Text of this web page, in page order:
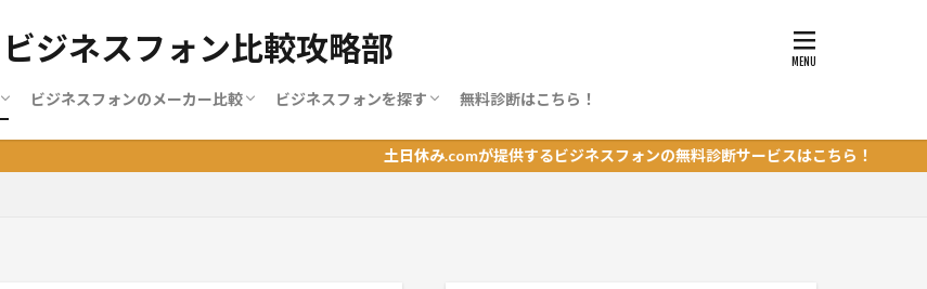
ビジネスフォン比較攻略部
方
方
ビジネスフォンのメーカー比較
MOT
NAKAYO（ナカヨ）
NEC
NTT
サクサ（SAXA）
パナソニック
岩通
日立（ヒタチ）
BIZTEL
ビジネスフォンを探す
おすすめランキング
地域別おすすめランキング
職業別ランキング
無料診断はこちら！
土日休み.comが提供するビジネスフォンの無料診断サービスはこちら！